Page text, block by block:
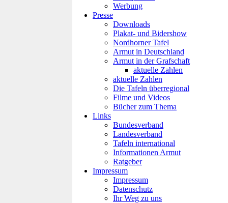
Werbung
Presse
Downloads
Plakat- und Bidershow
Nordhorner Tafel
Armut in Deutschland
Armut in der Grafschaft
aktuelle Zahlen
aktuelle Zahlen
Die Tafeln überregional
Filme und Videos
Bücher zum Thema
Links
Bundesverband
Landesverband
Tafeln international
Informationen Armut
Ratgeber
Impressum
Impressum
Datenschutz
Ihr Weg zu uns